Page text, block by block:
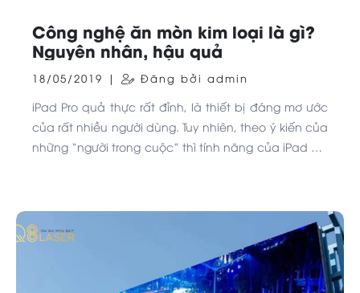
Công nghệ ăn mòn kim loại là gì?
Nguyên nhân, hậu quả
18/05/2019 | Đăng bởi admin
iPad Pro quả thực rất đỉnh, là thiết bị đáng mơ ước
của rất nhiều người dùng. Tuy nhiên, theo ý kiến của
những “người trong cuộc” thì tính năng của iPad Pro